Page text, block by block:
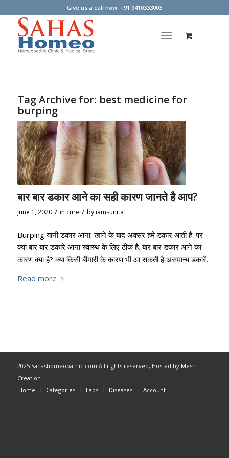
Give us a call now: +91 9410333003
Tag Archive for: best medicine for
burping
बार बार डकार आने का सही कारण जानते है आप?
June 1, 2020 / in cure / byiamsunita
Burping यानी डकार आना. खाने के बाद अक्सर हमे डकार आती है. पर
क्या बार बार डकारे आना स्वास्थ के लिए ठीक है. बार बार डकार आने का
कारण क्या है? क्या किसी बीमारी के कारण भी आ सकती है असमान्य डकारें.
Read more
2025 Sahashomeopathic.com All rights reserved, Hosted by Mesh
Creation
Home
Categories Labs Diseases Account